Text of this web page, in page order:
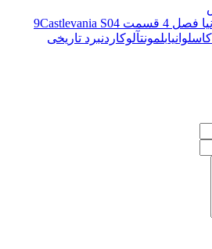
4 قسمت 9
Castlevania S04
کاسلوانیابلمونتآلوکاردنبرد تاریخی